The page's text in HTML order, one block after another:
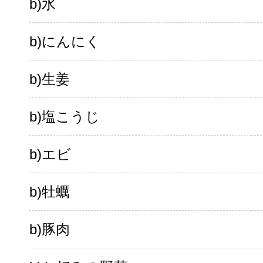
b)水
b)にんにく
b)生姜
b)塩こうじ
b)エビ
b)牡蠣
b)豚肉